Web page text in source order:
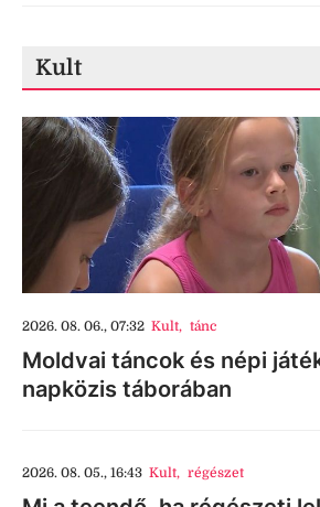
Kult
2026. 08. 06., 07:32 Kult, tánc
Moldvai táncok és népi
napközis táborában
2026. 08. 05., 16:43 Kult, régészet